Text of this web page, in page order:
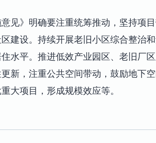
见》明确要注重统筹推动，坚持项
建设。持续开展老旧小区综合整治
水平。推进低效产业园区、老旧厂
新，注重公共空间带动，鼓励地下
大项目，形成规模效应等。